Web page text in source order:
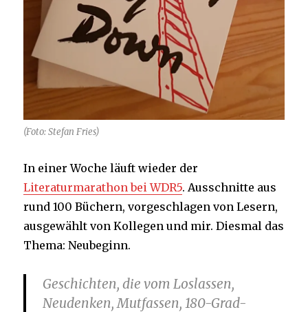
(Foto: Stefan Fries)
In einer Woche läuft wieder der
Literaturmarathon bei WDR5. Ausschnitte aus
rund 100 Büchern, vorgeschlagen von Lesern,
ausgewählt von Kollegen und mir. Diesmal das
Thema: Neubeginn.
Geschichten, die vom Loslassen,
Neudenken, Mutfassen, 180-Grad-